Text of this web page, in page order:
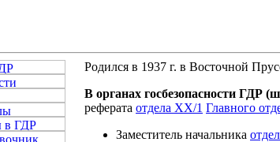
Родился в 1937 г. в Восточной
В органах госбезопасности ГДР
реферата отдела XX/1 Главного
Заместитель начальника